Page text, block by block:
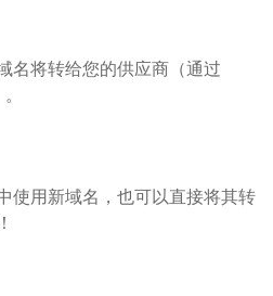
名将转给您的供应商（通过
使用新域名，也可以直接将其转